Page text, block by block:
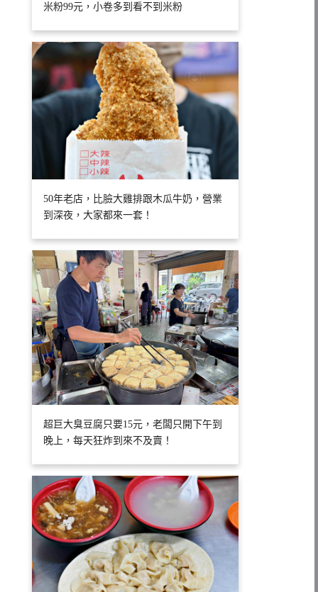
米粉99元，小卷多到看不到米粉
50年老店，比臉大雞排跟木瓜牛奶，營業
到深夜，大家都來一套！
超巨大臭豆腐只要15元，老闆只開下午到
晚上，每天狂炸到來不及賣！